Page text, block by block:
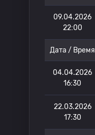
09.04.2026
22:00
Дата / Время
04.04.2026
16:30
22.03.2026
17:30